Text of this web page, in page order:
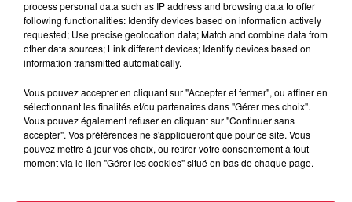
process personal data such as IP address and browsing data to offer
following functionalities: Identify devices based on information actively
requested; Use precise geolocation data; Match and combine data from
other data sources; Link different devices; Identify devices based on
information transmitted automatically.
Vous pouvez accepter en cliquant sur "Accepter et fermer", ou affiner en
sélectionnant les finalités et/ou partenaires dans "Gérer mes choix".
Vous pouvez également refuser en cliquant sur "Continuer sans
accepter". Vos préférences ne s'appliqueront que pour ce site. Vous
pouvez mettre à jour vos choix, ou retirer votre consentement à tout
moment via le lien "Gérer les cookies" situé en bas de chaque page.